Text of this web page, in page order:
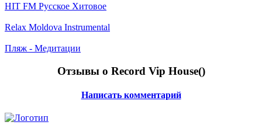
HIT FM Русское Хитовое
Relax Moldova Instrumental
Пляж - Медитации
Отзывы о Record Vip House()
Написать комментарий